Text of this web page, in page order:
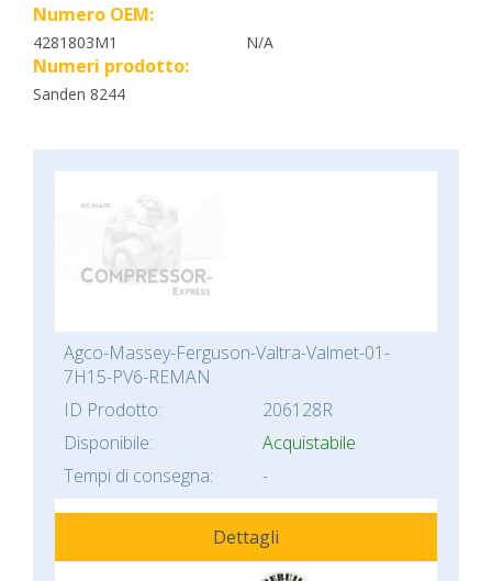
Numero OEM:
4281803M1 N/A
Numeri prodotto:
Sanden 8244
Agco-Massey-Ferguson-Valtra-Valmet-01-
7H15-PV6-REMAN
ID Prodotto:
206128R
Disponibile:
Acquistabile
Tempi di consegna:
-
Dettagli